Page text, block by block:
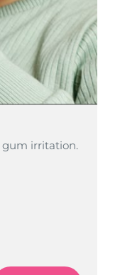
gum irritation.
gum irritation.
gum irritation.